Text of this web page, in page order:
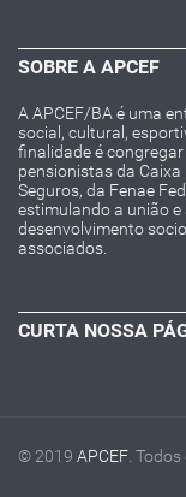
SOBRE A APCEF
A APCEF/BA é uma
social, cultural,
finalidade é
pensionistas da Caixa
Seguros, da Fenae
estimulando a união e
desenvolvimento
associados.
CURTA NOSSA
© 2019 APCEF.